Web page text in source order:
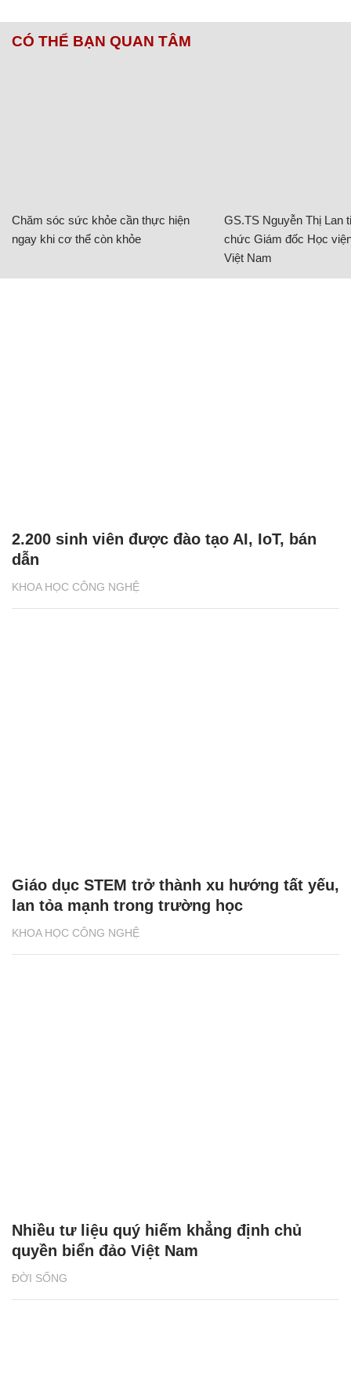
CÓ THỂ BẠN QUAN TÂM
Chăm sóc sức khỏe cần thực hiện
ngay khi cơ thể còn khỏe
GS.TS Nguyễn Thị Lan
chức Giám đốc Học
Việt Nam
KHOA HỌC CÔNG NGHỆ
2.200 sinh viên được đào tạo AI, IoT, bán
dẫn
KHOA HỌC CÔNG NGHỆ
Giáo dục STEM trở thành xu hướng tất yếu,
lan tỏa mạnh trong trường học
ĐỜI SỐNG
Nhiều tư liệu quý hiếm khẳng định chủ
quyền biển đảo Việt Nam